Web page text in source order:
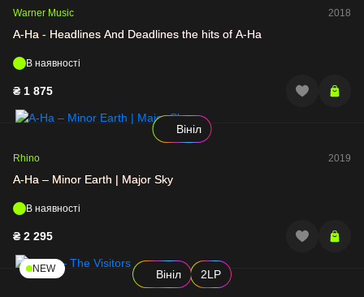
Warner Music 2018
A-Ha - Headlines And Deadlines the hits of A-Ha
В наявності
₴ 1 875
Вініл
Rhino 2019
A-Ha – Minor Earth | Major Sky
В наявності
₴ 2 295
NEW Вініл 2LP